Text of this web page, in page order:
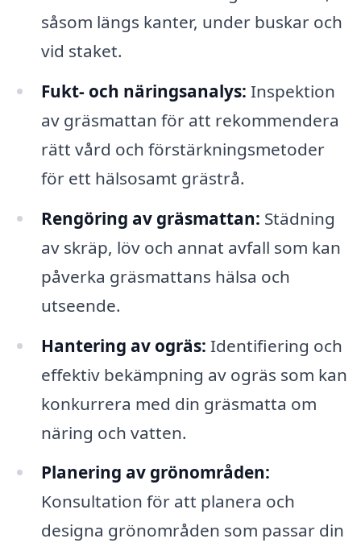
såsom längs kanter, under buskar och
vid staket.
Fukt- och näringsanalys: Inspektion
av gräsmattan för att rekommendera
rätt vård och förstärkningsmetoder
för ett hälsosamt grästrå.
Rengöring av gräsmattan: Städning
av skräp, löv och annat avfall som kan
påverka gräsmattans hälsa och
utseende.
Hantering av ogräs: Identifiering och
effektiv bekämpning av ogräs som kan
konkurrera med din gräsmatta om
näring och vatten.
Planering av grönområden:
Konsultation för att planera och
designa grönområden som passar din